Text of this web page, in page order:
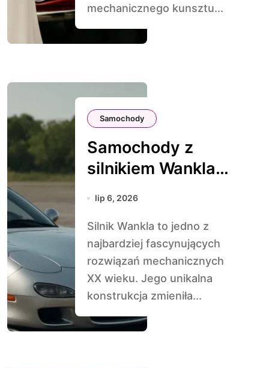
mechanicznego kunsztu...
Samochody
Samochody z
silnikiem Wankla –
rewolucja Mazdy
lip 6, 2026
Silnik Wankla to jedno z
najbardziej fascynujących
rozwiązań mechanicznych
XX wieku. Jego unikalna
konstrukcja zmieniła...